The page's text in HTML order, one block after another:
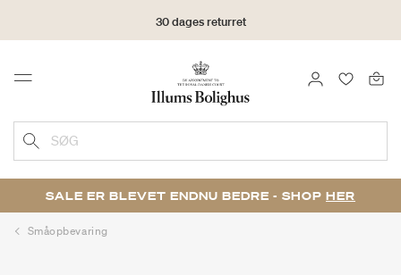
30 dages returret
Menu LOG IND
SØG
SALE ER BLEVET ENDNU BEDRE - SHOP HER
Småopbevaring